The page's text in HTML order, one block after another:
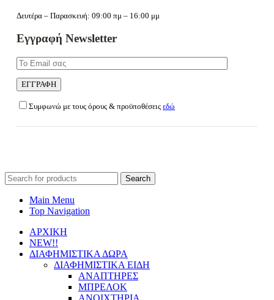
Δευτέρα – Παρασκευή: 09:00 πμ – 16:00 μμ
Εγγραφή Newsletter
Συμφωνώ με τους όρους & προϋποθέσειςεδώ
Search
for:
Main Menu
Top Navigation
ΑΡΧΙΚΗ
NEW!!
ΔΙΑΦΗΜΙΣΤΙΚΑ ΔΩΡΑ
ΔΙΑΦΗΜΙΣΤΙΚΑ ΕΙΔΗ
ΑΝΑΠΤΗΡΕΣ
ΜΠΡΕΛΟΚ
ΑΝΟΙΧΤΗΡΙΑ